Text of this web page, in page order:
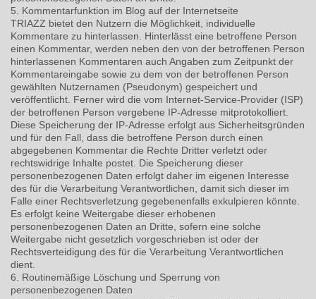
5. Kommentarfunktion im Blog auf der Internetseite
TRIAZZ bietet den Nutzern die Möglichkeit, individuelle
Kommentare zu hinterlassen. Hinterlässt eine betroffene Person
einen Kommentar, werden neben den von der betroffenen Person
hinterlassenen Kommentaren auch Angaben zum Zeitpunkt der
Kommentareingabe sowie zu dem von der betroffenen Person
gewählten Nutzernamen (Pseudonym) gespeichert und
veröffentlicht. Ferner wird die vom Internet-Service-Provider (ISP)
der betroffenen Person vergebene IP-Adresse mitprotokolliert.
Diese Speicherung der IP-Adresse erfolgt aus Sicherheitsgründen
und für den Fall, dass die betroffene Person durch einen
abgegebenen Kommentar die Rechte Dritter verletzt oder
rechtswidrige Inhalte postet. Die Speicherung dieser
personenbezogenen Daten erfolgt daher im eigenen Interesse
des für die Verarbeitung Verantwortlichen, damit sich dieser im
Falle einer Rechtsverletzung gegebenenfalls exkulpieren könnte.
Es erfolgt keine Weitergabe dieser erhobenen
personenbezogenen Daten an Dritte, sofern eine solche
Weitergabe nicht gesetzlich vorgeschrieben ist oder der
Rechtsverteidigung des für die Verarbeitung Verantwortlichen
dient.
6. Routinemäßige Löschung und Sperrung von
personenbezogenen Daten